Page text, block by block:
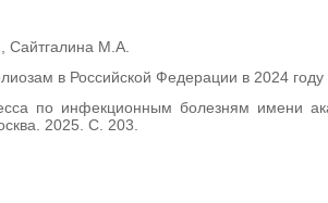
Сайтгалина М.А.
в Российской Федерации в 2024 году
по инфекционным болезням имени
2025. С. 203.